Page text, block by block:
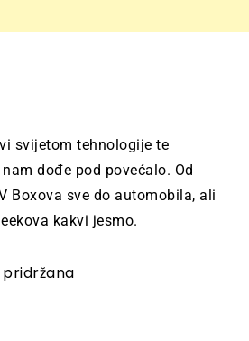
svijetom tehnologije te
dođe pod povećalo. Od
Boxova sve do automobila, ali
kakvi jesmo.